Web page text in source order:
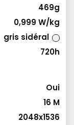
469g
0,999 W/kg
gris sidéral
720h
Oui
16 M
2048x1536